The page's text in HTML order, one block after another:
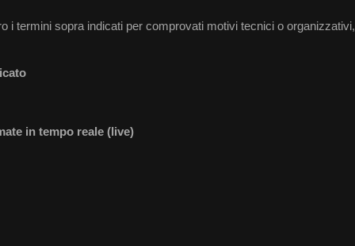
i termini sopra indicati per comprovati motivi tecnici o
in tempo reale (live)